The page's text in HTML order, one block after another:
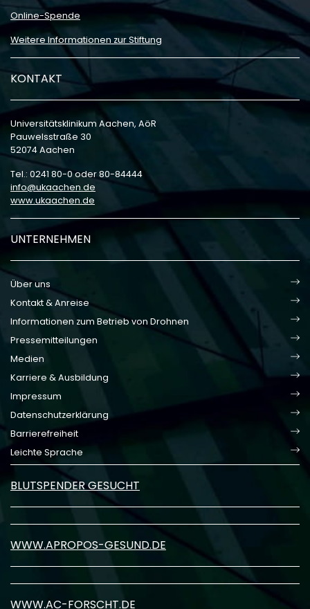
Online-Spende
Weitere Informationen zur Stiftung
KONTAKT
Universitätsklinikum Aachen, AöR
Pauwelsstraße 30
52074 Aachen
Tel.: 0241 80-0 oder 80-84444
info
ukaachen de
www.ukaachen.de
UNTERNEHMEN
Über uns
Kontakt & Anreise
Informationen zum Betrieb von Drohnen
Pressemitteilungen
Medien
Karriere & Ausbildung
Impressum
Datenschutzerklärung
Barrierefreiheit
Leichte Sprache
BLUTSPENDER GESUCHT
WWW.APROPOS-GESUND.DE
WWW.AC-FORSCHT.DE